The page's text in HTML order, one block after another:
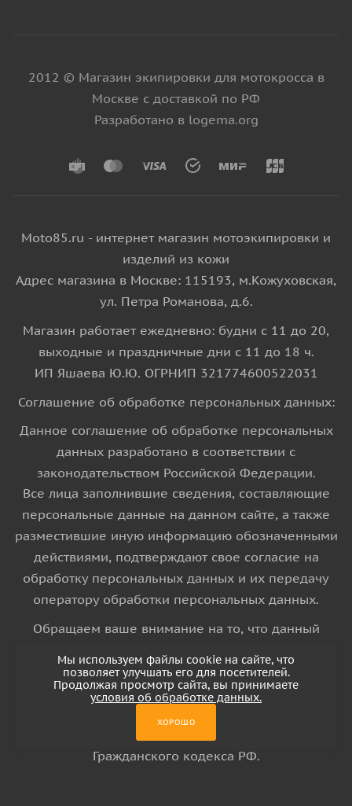
2012 © Магазин экипировки для мотокросса в
Москве с доставкой по РФ
Разработано в logema.org
Moto85.ru - интернет магазин мотоэкипировки и
изделий из кожи
Адрес магазина в Москве: 115193, м.Кожуховская,
ул. Петра Романова, д.6.
Магазин работает ежедневно: будни с 11 до 20,
выходные и праздничные дни с 11 до 18 ч.
ИП Яшаева Ю.Ю. ОГРНИП 321774600522031
Соглашение об обработке персональных данных:
Данное соглашение об обработке персональных
данных разработано в соответствии с
законодательством Российской Федерации.
Все лица заполнившие сведения, составляющие
персональные данные на данном сайте, а также
разместившие иную информацию обозначенными
действиями, подтверждают свое согласие на
обработку персональных данных и их передачу
оператору обработки персональных данных.
Обращаем ваше внимание на то, что данный
информационный характер и ни при каких
условиях информационные материалы и цены,
Гражданского кодекса РФ.
Мы используем файлы cookie на сайте, что
позволяет улучшать его для посетителей.
Продолжая просмотр сайта, вы принимаете
условия об обработке данных.
ХОРОШО